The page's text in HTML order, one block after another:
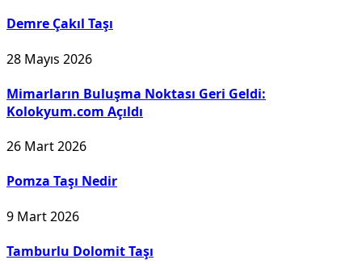
Demre Çakıl Taşı
28 Mayıs 2026
Mimarların Buluşma Noktası Geri Geldi:
Kolokyum.com Açıldı
26 Mart 2026
Pomza Taşı Nedir
9 Mart 2026
Tamburlu Dolomit Taşı